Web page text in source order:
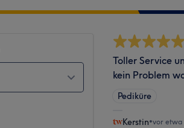
Toller Service
kein Problem
Pediküre
Kerstin•vor